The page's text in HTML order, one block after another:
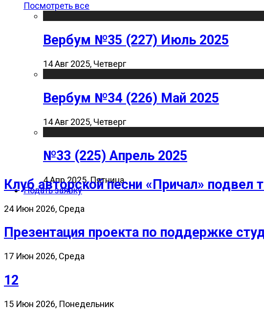
Посмотреть все
Вербум №35 (227) Июль 2025
14 Авг 2025, Четверг
Вербум №34 (226) Май 2025
14 Авг 2025, Четверг
№33 (225) Апрель 2025
4 Апр 2025, Пятница
Подать заявку
Клуб авторской песни «Причал» подвел
24 Июн 2026, Среда
Презентация проекта по поддержке
17 Июн 2026, Среда
12
15 Июн 2026, Понедельник